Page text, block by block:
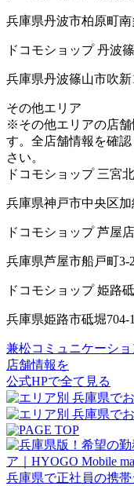
兵庫県丹波市柏原町南
ドコモショップ 丹波
兵庫県丹波篠山市吹新
その他エリア
※その他エリアの店舗
す。全店舗情報を確
さい。
ドコモショップ 三宮
兵庫県神戸市中央区
ドコモショップ 芦屋店
兵庫県芦屋市船戸町3-
ドコモショップ 姫路
兵庫県姫路市砥堀704-
兼松コミュニケーシ
店舗情報を
公式HPで全て見る
兵庫県で正社員の携